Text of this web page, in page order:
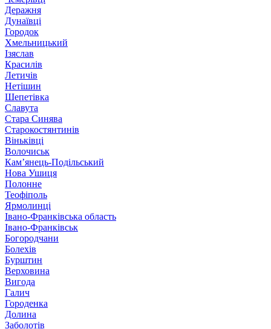
Деражня
Дунаївці
Городок
Хмельницький
Ізяслав
Красилів
Летичів
Нетішин
Шепетівка
Славута
Стара Синява
Старокостянтинів
Віньківці
Волочиськ
Кам’янець-Подільський
Нова Ушиця
Полонне
Теофіполь
Ярмолинці
Івано-Франківська область
Івано-Франківськ
Богородчани
Болехів
Бурштин
Верховина
Вигода
Галич
Городенка
Долина
Заболотів